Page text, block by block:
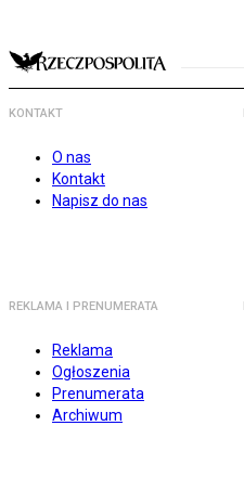
KONTAKT
O nas
Kontakt
Napisz do nas
REKLAMA I PRENUMERATA
Reklama
Ogłoszenia
Prenumerata
Archiwum